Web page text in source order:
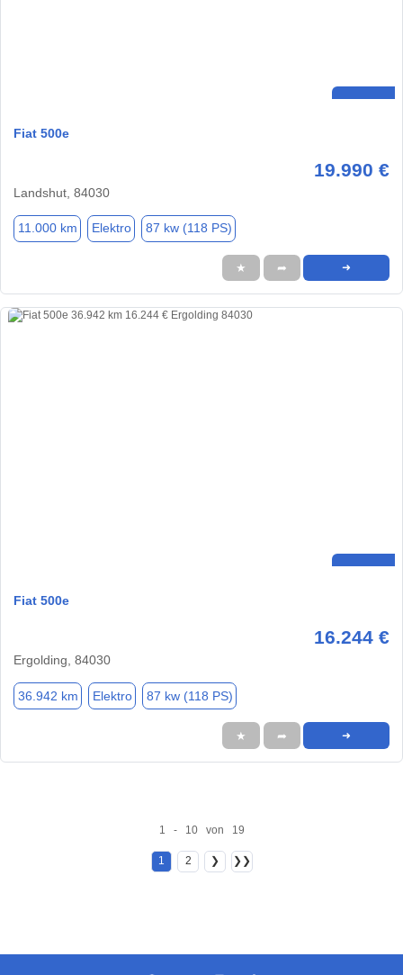
Fiat 500e
19.990 €
Landshut, 84030
11.000 km Elektro 87 kw (118 PS)
★ ➦ ➜
Fiat 500e
16.244 €
Ergolding, 84030
36.942 km Elektro 87 kw (118 PS)
★ ➦ ➜
1 - 10 von 19
1 2 ❯ ❯❯